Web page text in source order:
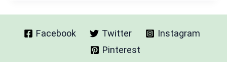
दिल
शायरी
बनाने
Facebook Twitter
Instagram
Pinterest